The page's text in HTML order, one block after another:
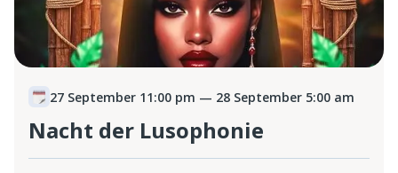
27 September 11:00 pm — 28 September 5:00 am
Nacht der Lusophonie